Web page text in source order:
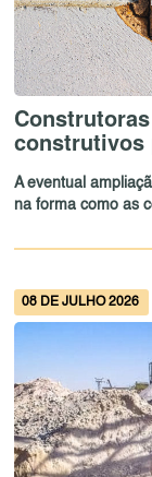
construtivos
A eventual
na forma como as
08 DE JULHO 2026